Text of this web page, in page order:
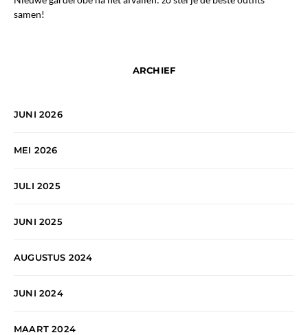
samen!
ARCHIEF
JUNI 2026
MEI 2026
JULI 2025
JUNI 2025
AUGUSTUS 2024
JUNI 2024
MAART 2024